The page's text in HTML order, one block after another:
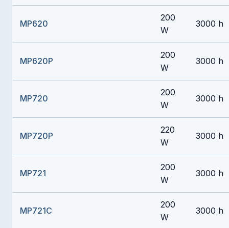
MP620
200
W
3000 h
MP620P
200
W
3000 h
MP720
200
W
3000 h
MP720P
220
W
3000 h
MP721
200
W
3000 h
MP721C
200
W
3000 h